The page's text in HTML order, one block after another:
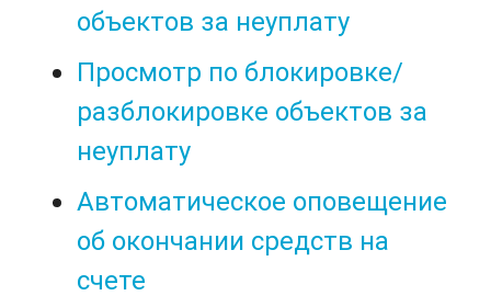
объектов за неуплату
Просмотр по блокировке/
разблокировке объектов за
неуплату
Автоматическое оповещение
об окончании средств на
счете